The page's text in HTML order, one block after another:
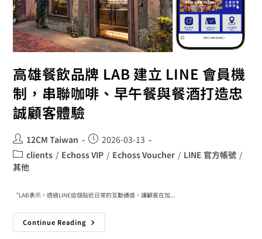
高雄餐飲品牌 LAB 建立 LINE 會員機
制，串聯咖啡、早午餐與餐酒打造忠
誠顧客體驗
12CM Taiwan
2026-03-13
clients / Echoss VIP / Echoss Voucher / LINE 官方帳號 /
其他
“LAB表示，透過LINE這個貼近日常的互動通道，讓顧客在加...
Continue Reading